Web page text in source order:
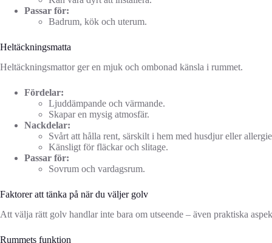
Passar för:
Badrum, kök och uterum.
Heltäckningsmatta
Heltäckningsmattor ger en mjuk och ombonad känsla i rummet.
Fördelar:
Ljuddämpande och värmande.
Skapar en mysig atmosfär.
Nackdelar:
Svårt att hålla rent, särskilt i hem med husdjur eller
Känsligt för fläckar och slitage.
Passar för:
Sovrum och vardagsrum.
Faktorer att tänka på när du väljer golv
Att välja rätt golv handlar inte bara om utseende – även praktiska
Rummets funktion